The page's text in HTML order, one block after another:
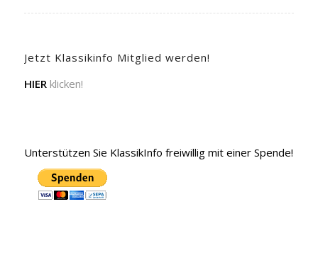
Jetzt Klassikinfo Mitglied werden!
HIER klicken!
Unterstützen Sie KlassikInfo freiwillig mit einer Spende!